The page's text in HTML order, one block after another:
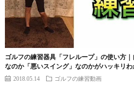
ゴルフの練習器具「フレループ」の使い方｜
なのか「悪いスイング」なのかがハッキリわ
2018.05.14 ゴルフの練習動画